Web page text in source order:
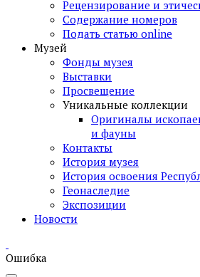
Рецензирование и
Содержание номеров
Подать статью online
Музей
Фонды музея
Выставки
Просвещение
Уникальные коллекции
Оригиналы
и фауны
Контакты
История музея
История освоения
Геонаследие
Экспозиции
Новости
Ошибка